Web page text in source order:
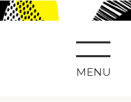
MENU